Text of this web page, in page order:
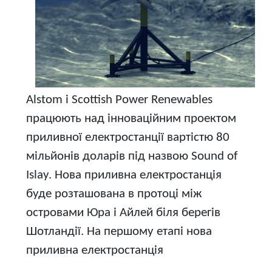
Alstom і Scottish Power Renewables
працюють над інноваційним проектом
приливної електростанції вартістю 80
мільйонів доларів під назвою Sound of
Islay. Нова приливна електростанція
буде розташована в протоці між
островами Юра і Айлей біля берегів
Шотландії. На першому етапі нова
приливна електростанція